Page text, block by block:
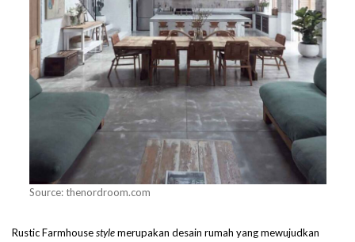
Source: thenordroom.com
Rustic Farmhousestylemerupakan desain rumah yang mewujudkan